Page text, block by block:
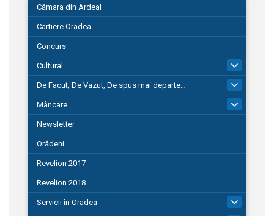
Cămara din Ardeal
Cartiere Oradea
Concurs
Cultural
De Facut, De Vazut, De spus mai departe…
580
Mâncare
Newsletter
Orădeni
Revelion 2017
Revelion 2018
Servicii în Oradea